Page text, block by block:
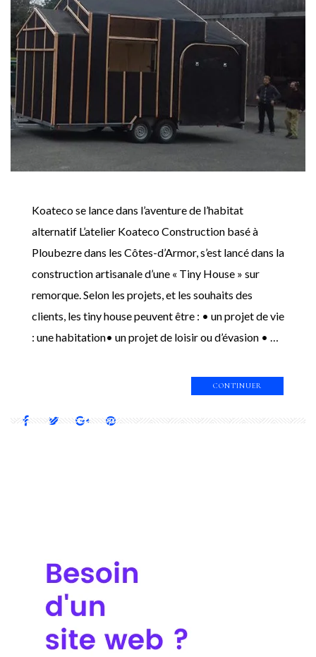
Koateco se lance dans l’aventure de l’habitat
alternatif L’atelier Koateco Construction basé à
Ploubezre dans les Côtes-d’Armor, s’est lancé dans la
construction artisanale d’une « Tiny House » sur
remorque. Selon les projets, et les souhaits des
clients, les tiny house peuvent être : • un projet de vie
: une habitation• un projet de loisir ou d’évasion • …
CONTINUER